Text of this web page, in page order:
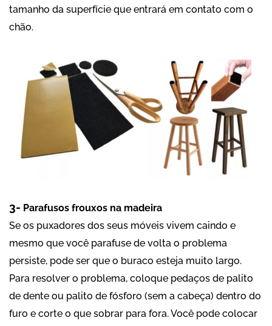
tamanho da superfície que entrará em contato com o
chão.
3- Parafusos frouxos na madeira
Se os puxadores dos seus móveis vivem caindo e
mesmo que você parafuse de volta o problema
persiste, pode ser que o buraco esteja muito largo.
Para resolver o problema, coloque pedaços de palito
de dente ou palito de fósforo (sem a cabeça) dentro do
furo e corte o que sobrar para fora. Você pode colocar